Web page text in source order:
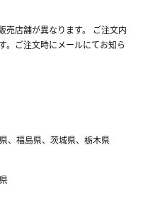
売店舗が異なります。 ご注文内
。ご注文時にメールにてお知ら
、福島県、茨城県、栃木県